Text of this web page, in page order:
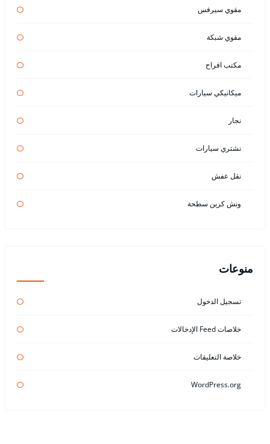
مقوي سيرفس
مقوي شبكة
مكتب افراح
ميكانيكي سيارات
نجار
نشتري سيارات
نقل عفش
ونش كرين سطحة
منوعات
تسجيل الدخول
خلاصات Feed الإدخالات
خلاصة التعليقات
WordPress.org